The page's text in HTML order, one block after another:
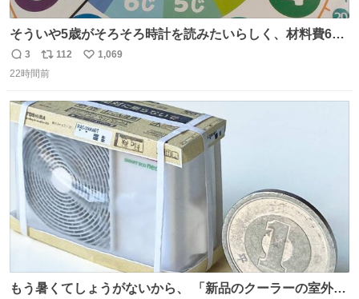
そういや5歳がそろそろ時計を読みたいらしく、材料費600
円で作れる知育時計作ってみた！ めっちゃ簡単！ ありがと
う先人！
返
信
3
リ
ポ
ト
数
112
い
数
1,069
22時間前
もう暑くてしょうがないから、 「新品のクーラーの室外機